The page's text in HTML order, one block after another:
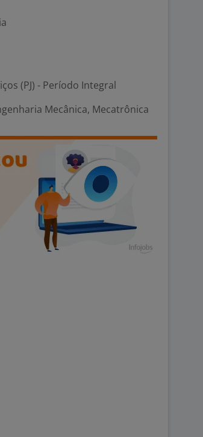
(PJ) - Período Integral
Mecânica, Mecatrônica